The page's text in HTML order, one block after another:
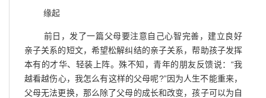
缘起
前日，发了一篇父母要注意自己心智完善，建立良好
亲子关系的短文，希望松解纠结的亲子关系，帮助孩子发挥
本有的才华、轻装上阵。殊不知，青年的朋友反馈说：“我
越看越伤心，我怎么有这样的父母呢?”因为人生不能重来，
父母无法更换，那么除了父母的成长和改变，孩子可以为自